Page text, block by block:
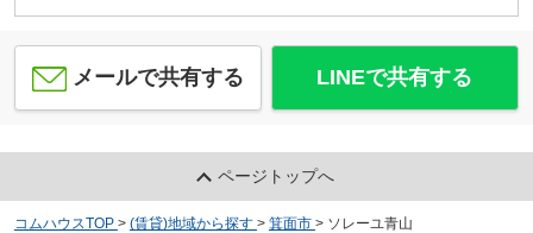
メールで共有する LINEで共有する
ページトップへ
コムハウスTOP > (賃貸)地域から探す > 箕面市 > ソレーユ青山